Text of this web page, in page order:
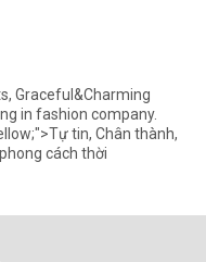
Graceful&Charming
in fashion company.
tin, Chân thành,
cách thời